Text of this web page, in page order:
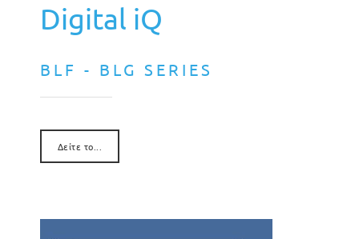
Digital iQ
BLF - BLG SERIES
Δείτε το...